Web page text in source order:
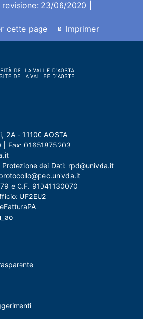
revisione: 23/06/2020 |
cette page Imprimer
2A - 11100 AOSTA
| Fax:01651875203
dei Dati: rpd@univda.it
protocollo@pec.univda.it
e C.F. 91041130070
UF2EU2